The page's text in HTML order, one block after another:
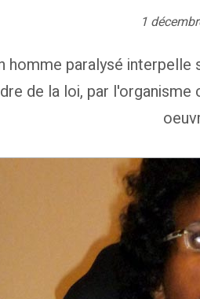
1
homme paralysé
de la loi, par